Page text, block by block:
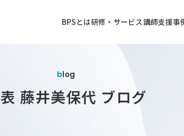
BPSとは研修・サービス講師支援事
blog
代表 藤井美保代 ブログ